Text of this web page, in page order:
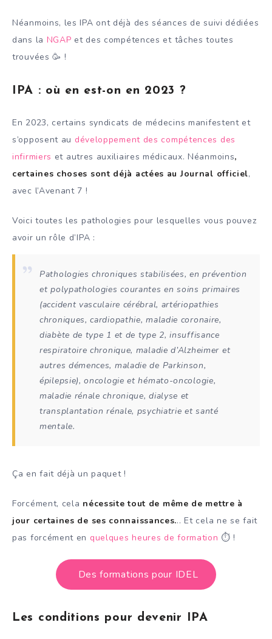
Néanmoins, les IPA ont déjà des séances de suivi dédiées
dans la NGAP et des compétences et tâches toutes
trouvées 🥳 !
IPA : où en est-on en 2023 ?
En 2023, certains syndicats de médecins manifestent et
s’opposent au développement des compétences des
infirmiers et autres auxiliaires médicaux. Néanmoins,
certaines choses sont déjà actées au Journal officiel,
avec l’Avenant 7 !
Voici toutes les pathologies pour lesquelles vous pouvez
avoir un rôle d’IPA :
Pathologies chroniques stabilisées, en prévention
et polypathologies courantes en soins primaires
(accident vasculaire cérébral, artériopathies
chroniques, cardiopathie, maladie coronaire,
diabète de type 1 et de type 2, insuffisance
respiratoire chronique, maladie d’Alzheimer et
autres démences, maladie de Parkinson,
épilepsie), oncologie et hémato-oncologie,
maladie rénale chronique, dialyse et
transplantation rénale, psychiatrie et santé
mentale.
Ça en fait déjà un paquet !
Forcément, cela nécessite tout de même de mettre à
jour certaines de ses connaissances... Et cela ne se fait
pas forcément en quelques heures de formation ⏱️ !
Des formations pour IDEL
Les conditions pour devenir IPA